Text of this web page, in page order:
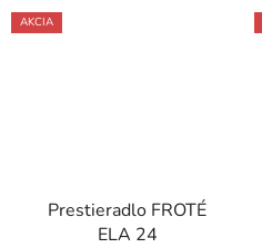
AKCIA
Prestieradlo FROTÉ
ELA 24